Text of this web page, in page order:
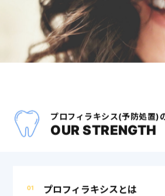
プロフィラキシス(予防処置)
OUR STRENGTH
01 プロフィラキシスとは